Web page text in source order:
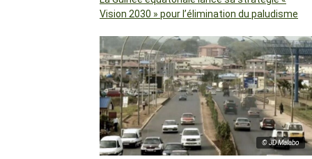
Vision 2030 » pour l’élimination du paludisme
© JD Malabo